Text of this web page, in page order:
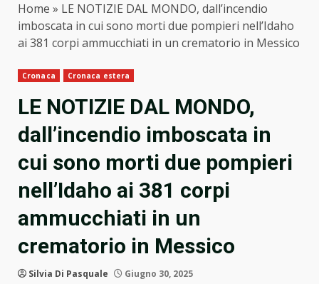
Home » LE NOTIZIE DAL MONDO, dall’incendio
imboscata in cui sono morti due pompieri nell’Idaho
ai 381 corpi ammucchiati in un crematorio in Messico
Cronaca Cronaca estera
LE NOTIZIE DAL MONDO,
dall’incendio imboscata in
cui sono morti due pompieri
nell’Idaho ai 381 corpi
ammucchiati in un
crematorio in Messico
Silvia Di Pasquale Giugno 30, 2025